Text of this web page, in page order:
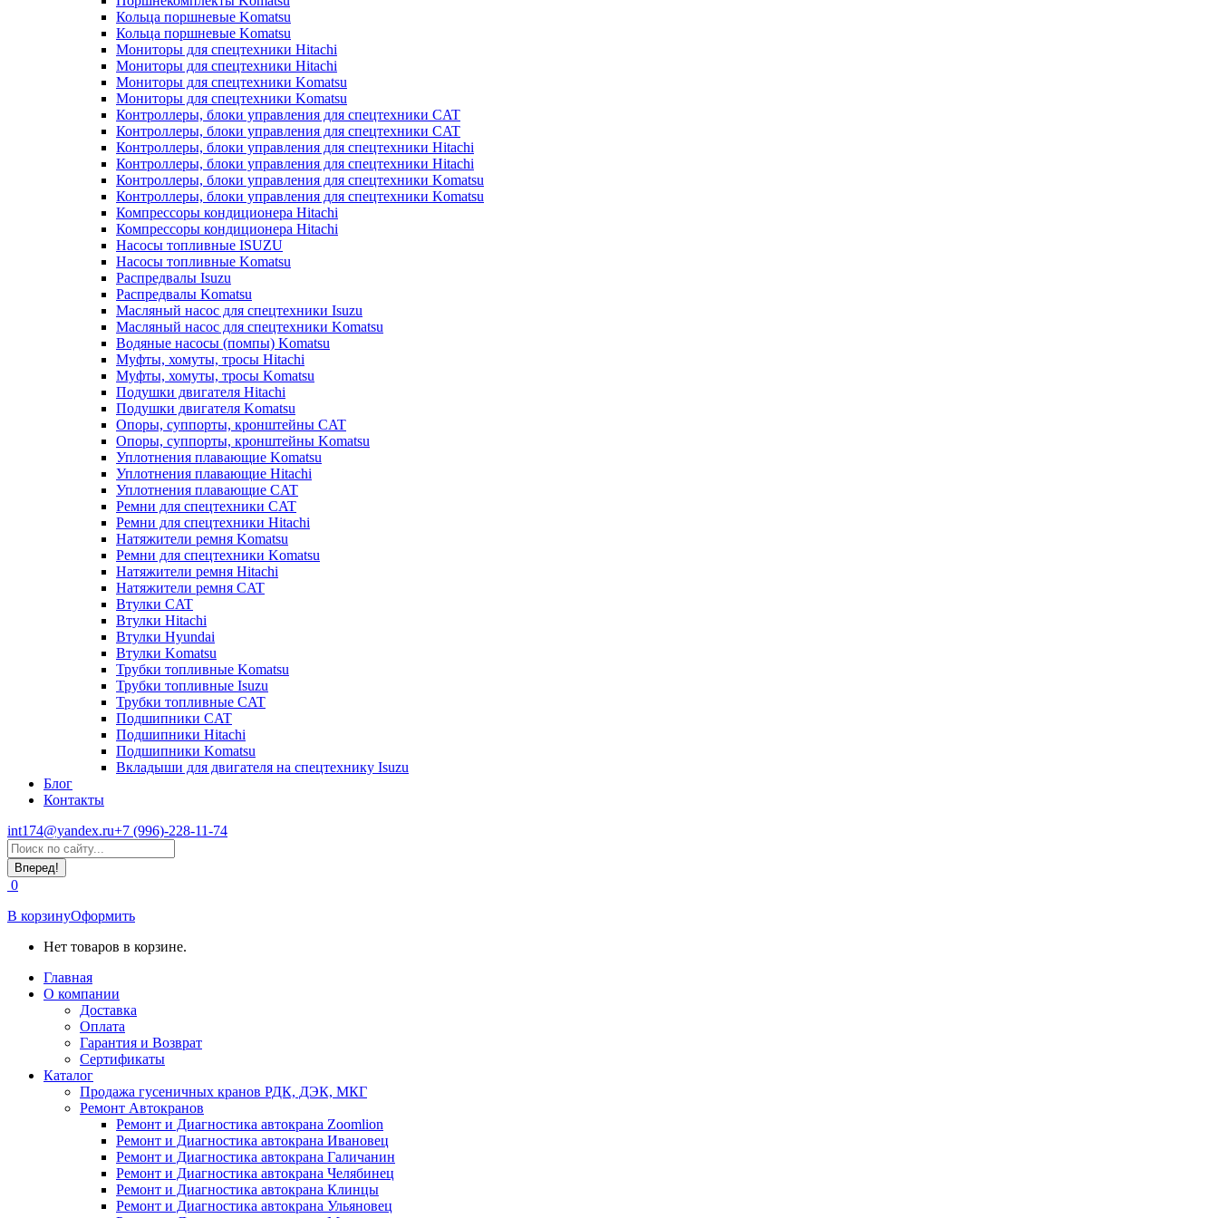
Кольца поршневые Komatsu
Кольца поршневые Komatsu
Мониторы для спецтехники Hitachi
Мониторы для спецтехники Hitachi
Мониторы для спецтехники Komatsu
Мониторы для спецтехники Komatsu
Контроллеры, блоки управления для спецтехники CAT
Контроллеры, блоки управления для спецтехники CAT
Контроллеры, блоки управления для спецтехники Hitachi
Контроллеры, блоки управления для спецтехники Hitachi
Контроллеры, блоки управления для спецтехники Komatsu
Контроллеры, блоки управления для спецтехники Komatsu
Компрессоры кондиционера Hitachi
Компрессоры кондиционера Hitachi
Насосы топливные ISUZU
Насосы топливные Komatsu
Распредвалы Isuzu
Распредвалы Komatsu
Масляный насос для спецтехники Isuzu
Масляный насос для спецтехники Komatsu
Водяные насосы (помпы) Komatsu
Муфты, хомуты, тросы Hitachi
Муфты, хомуты, тросы Komatsu
Подушки двигателя Hitachi
Подушки двигателя Komatsu
Опоры, суппорты, кронштейны CAT
Опоры, суппорты, кронштейны Komatsu
Уплотнения плавающие Komatsu
Уплотнения плавающие Hitachi
Уплотнения плавающие CAT
Ремни для спецтехники CAT
Ремни для спецтехники Hitachi
Натяжители ремня Komatsu
Ремни для спецтехники Komatsu
Натяжители ремня Hitachi
Натяжители ремня CAT
Втулки CAT
Втулки Hitachi
Втулки Hyundai
Втулки Komatsu
Трубки топливные Komatsu
Трубки топливные Isuzu
Трубки топливные CAT
Подшипники CAT
Подшипники Hitachi
Подшипники Komatsu
Вкладыши для двигателя на спецтехнику Isuzu
Блог
Контакты
int174@yandex.ru+7 (996)-228-11-74
Страница
WhatsApp
открывается
в
новом
окне
Поиск:
0
В корзинуОформить
Нет товаров в корзине.
Главная
О компании
Доставка
Оплата
Гарантия и Возврат
Сертификаты
Каталог
Продажа гусеничных кранов РДК, ДЭК, МКГ
Ремонт Автокранов
Ремонт и Диагностика автокрана Zoomlion
Ремонт и Диагностика автокрана Ивановец
Ремонт и Диагностика автокрана Галичанин
Ремонт и Диагностика автокрана Челябинец
Ремонт и Диагностика автокрана Клинцы
Ремонт и Диагностика автокрана Ульяновец